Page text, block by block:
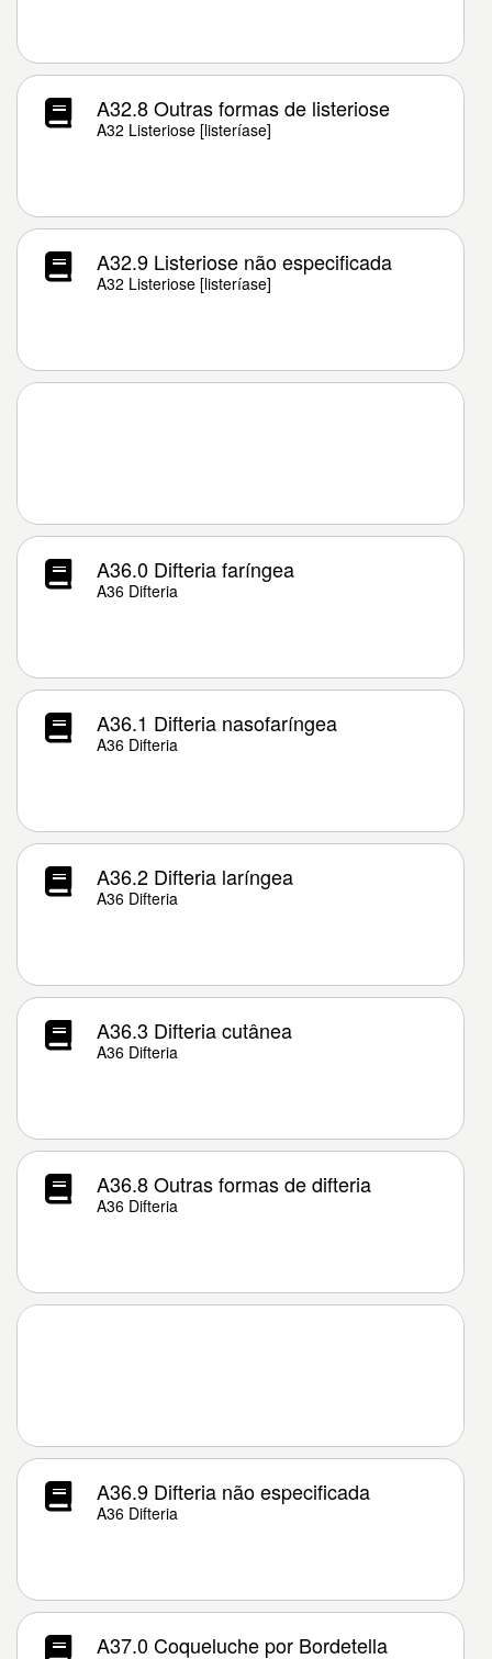
A32.8 Outras formas de listeriose
A32 Listeriose [listeríase]
A32.9 Listeriose não especificada
A32 Listeriose [listeríase]
A36.0 Difteria faríngea
A36 Difteria
A36.1 Difteria nasofaríngea
A36 Difteria
A36.2 Difteria laríngea
A36 Difteria
A36.3 Difteria cutânea
A36 Difteria
A36.8 Outras formas de difteria
A36 Difteria
A36.9 Difteria não especificada
A36 Difteria
A37.0 Coqueluche por Bordetella